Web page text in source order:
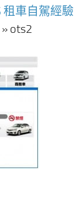
租車自駕經驗
» ots2